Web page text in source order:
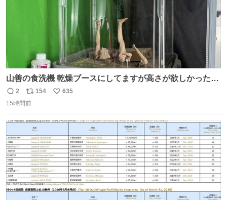
山善の食洗機 乾燥ブースにしてますが高さが欲しかったの
でコレクションケースを置くだけのツルセコ改造 扉が手前
に開き天井の温度もしっかり上がるのでかなり使いやすく
返
信
2
リ
ポ
ト
数
154
い
635
15時間前